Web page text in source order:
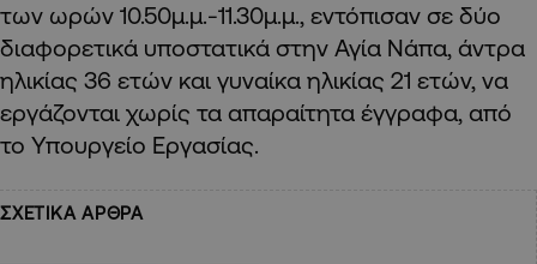
των ωρών 10.50μ.μ.-11.30μ.μ., εντόπισαν σε δύο
διαφορετικά υποστατικά στην Αγία Νάπα, άντρα
ηλικίας 36 ετών και γυναίκα ηλικίας 21 ετών, να
εργάζονται χωρίς τα απαραίτητα έγγραφα, από
το Υπουργείο Εργασίας.
ΣΧΕΤΙΚΑ ΑΡΘΡΑ